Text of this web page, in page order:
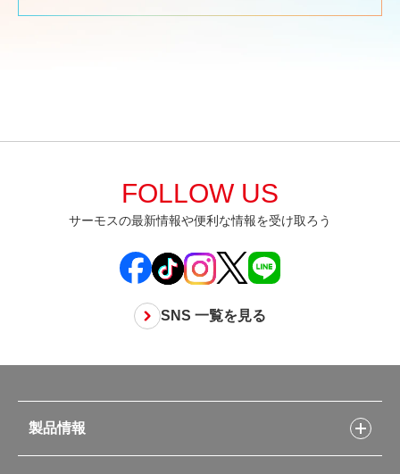
FOLLOW US
サーモスの最新情報や便利な情報を受け取ろう
SNS 一覧を見る
製品情報